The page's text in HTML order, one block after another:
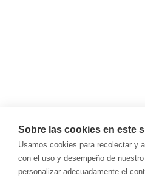
Sobre las cookies en este
Usamos cookies para recolectar y
con el uso y desempeño de
personalizar adecuadamente el